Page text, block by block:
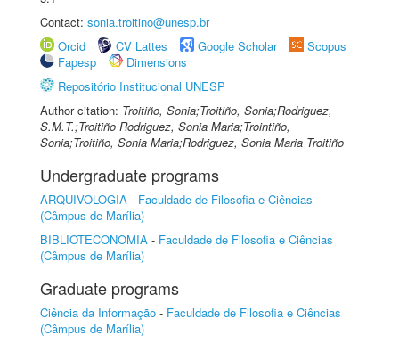
Contact: sonia.troitino@unesp.br
Orcid
CV Lattes Google Scholar
Scopus
Fapesp
Dimensions
Repositório Institucional UNESP
Author citation: Troitiño, Sonia;Troitiño, Sonia;Rodriguez,
S.M.T.;Troitiño Rodriguez, Sonia Maria;Trointiño,
Sonia;Troitiño, Sonia Maria;Rodriguez, Sonia Maria Troitiño
Undergraduate programs
ARQUIVOLOGIA - Faculdade de Filosofia e Ciências
(Câmpus de Marília)
BIBLIOTECONOMIA - Faculdade de Filosofia e Ciências
(Câmpus de Marília)
Graduate programs
Ciência da Informação - Faculdade de Filosofia e Ciências
(Câmpus de Marília)